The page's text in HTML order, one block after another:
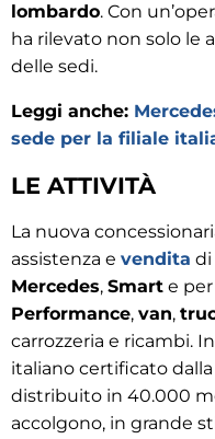
lombardo. Con
ha rilevato non solo le
delle sedi.
Leggi anche:
sede per la filiale
LE ATTIVITÀ
La nuova
assistenza e vendita di
Mercedes, Smart e per
Performance, van,
carrozzeria e ricambi.
italiano certificato
distribuito in 40.000
accolgono, in grande